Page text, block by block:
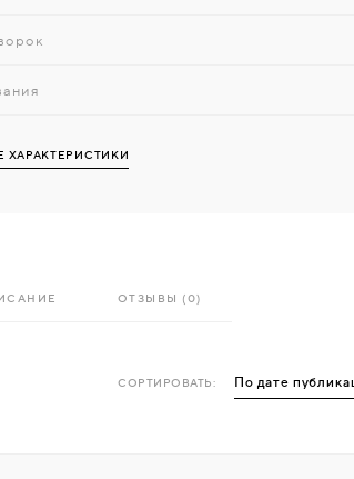
ХАРАКТЕРИСТИКИ
ОТЗЫВЫ (0)
СОРТИРОВАТЬ: